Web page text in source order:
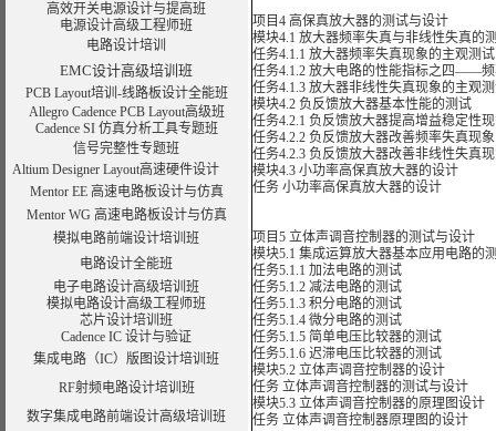
高效开关电源设计与提高班
电源设计高级工程师班
电路设计培训
EMC设计高级培训班
PCB Layout培训-线路板设计全能班
Allegro Cadence PCB Layout高级班
Cadence SI 仿真分析工具专题班
信号完整性专题班
Altium Designer Layout高速硬件设计
Mentor EE 高速电路板设计与仿真
Mentor WG 高速电路板设计与仿真
模拟电路前端设计培训班
电路设计全能班
电子电路设计高级培训班
模拟电路设计高级工程师班
芯片设计培训班
Cadence IC 设计与验证
集成电路（IC）版图设计培训班
RF射频电路设计培训班
数字集成电路前端设计高级培训班
项目4 高保真放大器的测试与设计
模块4.1 放大器频率失真与非线性失真的
任务4.1.1 放大器频率失真现象的主观测试
任务4.1.2 放大电路的性能指标之四——
任务4.1.3 放大器非线性失真现象的主观
模块4.2 负反馈放大器基本性能的测试
任务4.2.1 负反馈放大器提高增益稳定性
任务4.2.2 负反馈放大器改善频率失真现
任务4.2.3 负反馈放大器改善非线性失真
模块4.3 小功率高保真放大器的设计
任务 小功率高保真放大器的设计
项目5 立体声调音控制器的测试与设计
模块5.1 集成运算放大器基本应用电路的
任务5.1.1 加法电路的测试
任务5.1.2 减法电路的测试
任务5.1.3 积分电路的测试
任务5.1.4 微分电路的测试
任务5.1.5 简单电压比较器的测试
任务5.1.6 迟滞电压比较器的测试
模块5.2 立体声调音控制器的设计
任务 立体声调音控制器的测试与设计
模块5.3 立体声调音控制器的原理图设计
任务 立体声调音控制器原理图的设计